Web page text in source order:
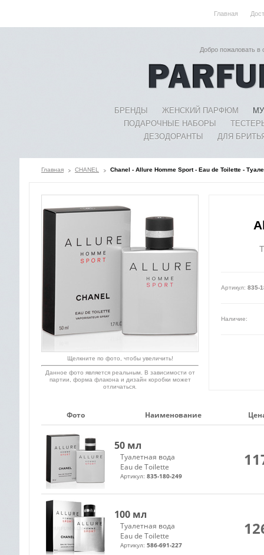
Главная
Добро пожаловать
БРЕНДЫ ЖЕНСКИЙ ПАРФЮМ
ПОДАРОЧНЫЕ НАБОРЫ
ДЕЗОДОРАНТЫ
ДЛЯ
Главная CHANEL Chanel - Allure Homme Sport - Eau de Toilette -
Артикул: 835-
Наличие:
Щелкните по фото, чтобы увеличить!
Данное фото является реальным. В зависимости от
партии, форма флакона и дизайн коробки может
отличаться.
Фото Наименование
50 мл
Туалетная вода
Eau de Toilette
Артикул: 835-180-249
100 мл
Туалетная вода
Eau de Toilette
Артикул: 586-691-227